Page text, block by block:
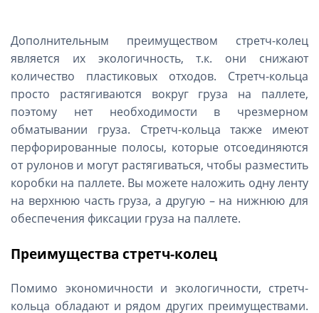
Дополнительным преимуществом стретч-колец
является их экологичность, т.к. они снижают
количество пластиковых отходов. Стретч-кольца
просто растягиваются вокруг груза на паллете,
поэтому нет необходимости в чрезмерном
обматывании груза. Стретч-кольца также имеют
перфорированные полосы, которые отсоединяются
от рулонов и могут растягиваться, чтобы разместить
коробки на паллете. Вы можете наложить одну ленту
на верхнюю часть груза, а другую – на нижнюю для
обеспечения фиксации груза на паллете.
Преимущества стретч-колец
Помимо экономичности и экологичности, стретч-
кольца обладают и рядом других преимуществами.